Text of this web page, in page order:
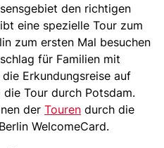
den richtigen
eine spezielle Tour zum
zum ersten Mal besuchen
für Familien mit
Erkundungsreise auf
Tour durch Potsdam.
der Touren durch die
WelcomeCard.